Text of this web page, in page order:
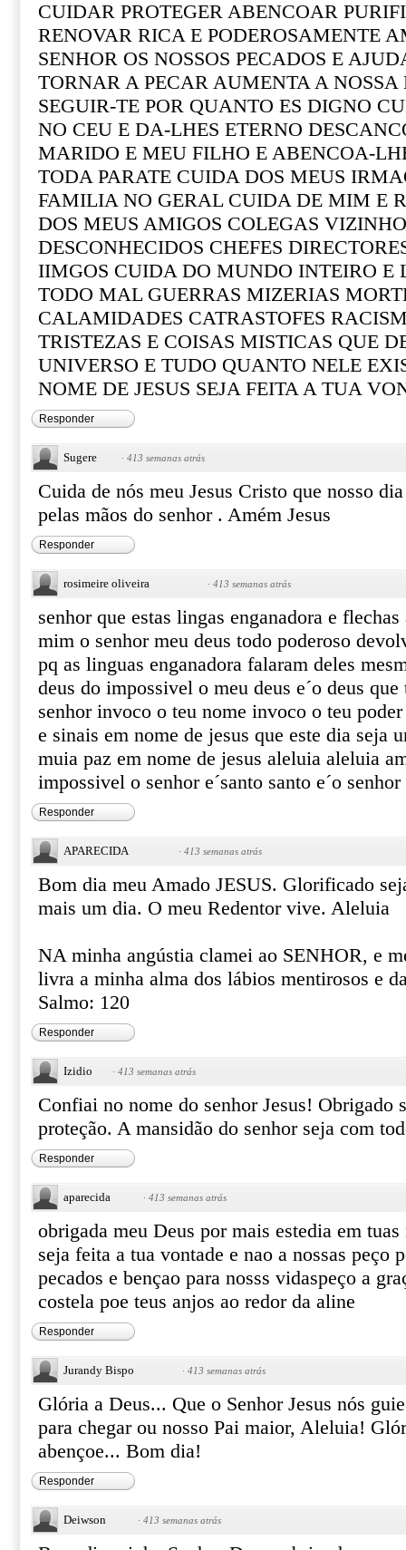
CUIDAR PROTEGER ABENCOAR
RENOVAR RICA E PODEROSAMENTE
SENHOR OS NOSSOS PECADOS E
TORNAR A PECAR AUMENTA A NOSSA
SEGUIR-TE POR QUANTO ES DIGNO
NO CEU E DA-LHES ETERNO
MARIDO E MEU FILHO E ABENCOA-
TODA PARATE CUIDA DOS MEUS
FAMILIA NO GERAL CUIDA DE MIM E
DOS MEUS AMIGOS COLEGAS
DESCONHECIDOS CHEFES
IIMGOS CUIDA DO MUNDO INTEIRO E
TODO MAL GUERRAS MIZERIAS
CALAMIDADES CATRASTOFES
TRISTEZAS E COISAS MISTICAS QUE
UNIVERSO E TUDO QUANTO NELE
NOME DE JESUS SEJA FEITA A TUA
Responder
Sugere · 413 semanas atrás
Cuida de nós meu Jesus Cristo que nosso
pelas mãos do senhor . Amém Jesus
Responder
rosimeire oliveira · 413 semanas atrás
senhor que estas lingas enganadora e
mim o senhor meu deus todo poderoso
pq as linguas enganadora falaram deles
deus do impossivel o meu deus e´o deus
senhor invoco o teu nome invoco o teu
e sinais em nome de jesus que este dia seja
muia paz em nome de jesus aleluia aleluia
impossivel o senhor e´santo santo e´o senhor
Responder
APARECIDA · 413 semanas atrás
Bom dia meu Amado JESUS. Glorificado
mais um dia. O meu Redentor vive. Aleluia
NA minha angústia clamei ao SENHOR, e
livra a minha alma dos lábios mentirosos e
Salmo: 120
Responder
Izidio · 413 semanas atrás
Confiai no nome do senhor Jesus! Obrigado
proteção. A mansidão do senhor seja com
Responder
aparecida · 413 semanas atrás
obrigada meu Deus por mais estedia em
seja feita a tua vontade e nao a nossas peço
pecados e bençao para nosss vidaspeço a
costela poe teus anjos ao redor da aline
Responder
Jurandy Bispo · 413 semanas atrás
Glória a Deus... Que o Senhor Jesus nós
para chegar ou nosso Pai maior, Aleluia!
abençoe... Bom dia!
Responder
Deiwson · 413 semanas atrás